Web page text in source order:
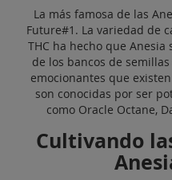
La más famosa de las
Future#1. La variedad de
THC ha hecho que
de los bancos de
emocionantes que
son conocidas por ser
como Oracle Octane,
Cultivando